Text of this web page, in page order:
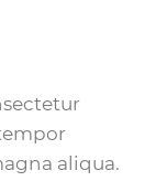
aliqua.